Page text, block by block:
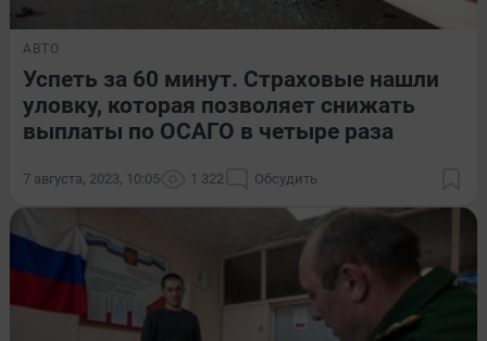
АВТО
Успеть за 60 минут. Страховые нашли
уловку, которая позволяет снижать
выплаты по ОСАГО в четыре раза
7 августа, 2023, 10:05 1 322 Обсудить